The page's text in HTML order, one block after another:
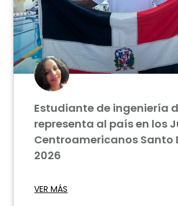
Estudiante de ingeniería
representa al país en los
Centroamericanos Santo
2026
VER MÁS